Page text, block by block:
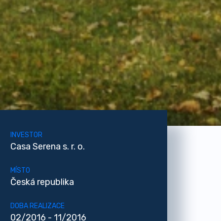
INVESTOR
Casa Serena s. r. o.
MÍSTO
Česká republika
DOBA REALIZACE
02/2016 - 11/2016